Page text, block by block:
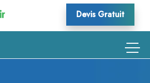
Devis Gratuit